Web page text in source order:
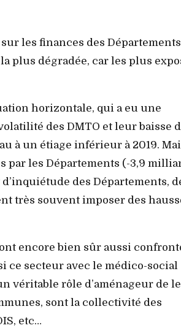
les finances des
plus dégradée, car les plus
horizontale, qui a eu une
des DMTO et leur baisse
à un étiage inférieur à 2019.
par les Départements (-3,9
des Départements,
très souvent imposer des
encore bien sûr aussi
ce secteur avec le médico-social
véritable rôle d’aménageur de
sont la collectivité des
etc…